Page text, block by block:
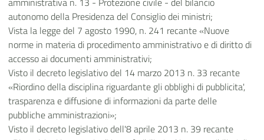
autonomo della Presidenza del Consiglio dei ministri;
Vista la legge del 7 agosto 1990, n. 241 recante «Nuove
norme in materia di procedimento amministrativo e di diritto di
accesso ai documenti amministrativi;
Visto il decreto legislativo del 14 marzo 2013 n. 33 recante
«Riordino della disciplina riguardante gli obblighi di pubblicita',
trasparenza e diffusione di informazioni da parte delle
pubbliche amministrazioni»;
Visto il decreto legislativo dell'8 aprile 2013 n. 39 recante